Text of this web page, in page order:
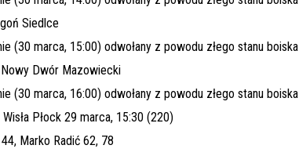
Siedlce
(30 marca, 15:00) odwołany z powodu złego stanu boiska
Nowy Dwór Mazowiecki
(30 marca, 16:00) odwołany z powodu złego stanu boiska
Płock 29 marca, 15:30 (220)
Marko Radić 62, 78